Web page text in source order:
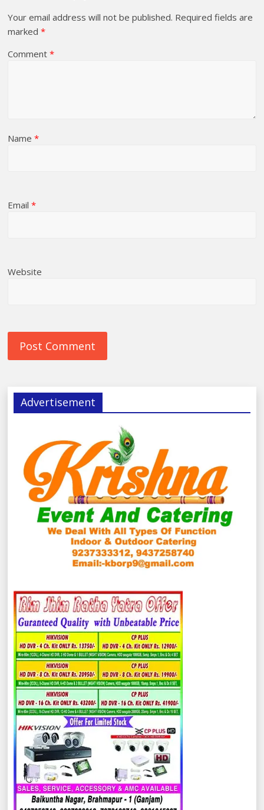
Your email address will not be published. Required fields are
marked*
Comment*
Name*
Email*
Website
Advertisement